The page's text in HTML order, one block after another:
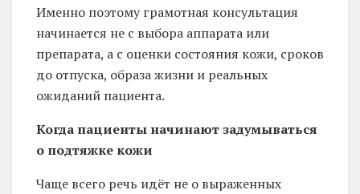
Именно поэтому грамотная консультация
начинается не с выбора аппарата или
препарата, а с оценки состояния кожи, сроков
до отпуска, образа жизни и реальных
ожиданий пациента.
Когда пациенты начинают задумываться
о подтяжке кожи
Чаще всего речь идёт не о выраженных